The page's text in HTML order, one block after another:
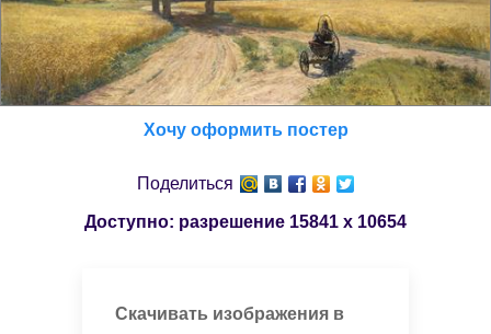
Хочу оформить постер
Поделиться
Доступно: разрешение 15841 x 10654
Скачивать изображения в